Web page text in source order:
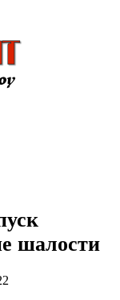
шалости